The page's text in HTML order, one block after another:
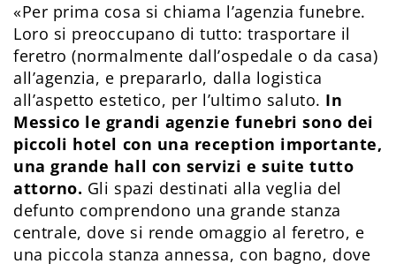
«Per prima cosa si chiama l’agenzia funebre.
Loro si preoccupano di tutto: trasportare il
feretro (normalmente dall’ospedale o da casa)
all’agenzia, e prepararlo, dalla logistica
all’aspetto estetico, per l’ultimo saluto. In
Messico le grandi agenzie funebri sono dei
piccoli hotel con una reception importante,
una grande hall con servizi e suite tutto
attorno. Gli spazi destinati alla veglia del
defunto comprendono una grande stanza
centrale, dove si rende omaggio al feretro, e
una piccola stanza annessa, con bagno, dove